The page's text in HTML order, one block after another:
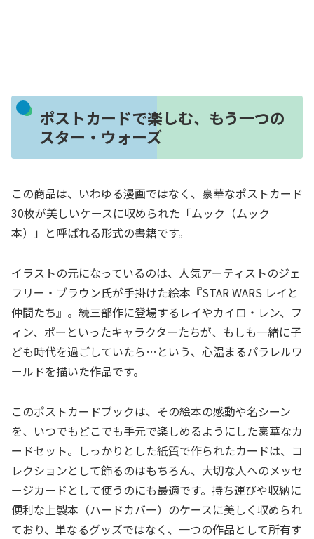
ポストカードで楽しむ、もう一つの
スター・ウォーズ
この商品は、いわゆる漫画ではなく、豪華なポストカード
30枚が美しいケースに収められた「ムック（ムック
本）」と呼ばれる形式の書籍です。
イラストの元になっているのは、人気アーティストのジェ
フリー・ブラウン氏が手掛けた絵本『STAR WARS レイと
仲間たち』。続三部作に登場するレイやカイロ・レン、フ
ィン、ポーといったキャラクターたちが、もしも一緒に子
ども時代を過ごしていたら…という、心温まるパラレルワ
ールドを描いた作品です。
このポストカードブックは、その絵本の感動や名シーン
を、いつでもどこでも手元で楽しめるようにした豪華なカ
ードセット。しっかりとした紙質で作られたカードは、コ
レクションとして飾るのはもちろん、大切な人へのメッセ
ージカードとして使うのにも最適です。持ち運びや収納に
便利な上製本（ハードカバー）のケースに美しく収められ
ており、単なるグッズではなく、一つの作品として所有す